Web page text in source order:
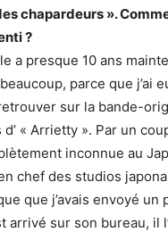
chapardeurs ».
?
a presque 10 ans
parce que j’ai
sur la bande-
« Arrietty ». Par un
inconnue au
chef des studios
que j’avais envoyé un
arrivé sur son bureau, il